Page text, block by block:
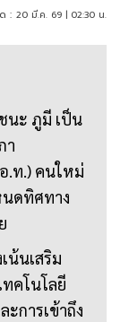
: 20 มี.ค. 69 | 02:30 น.
นะ ภูมี เป็น
า
.ท.) คนใหม่
นดทิศทาง
น้นเสริม
ทคโนโลยี
การเข้าถึง